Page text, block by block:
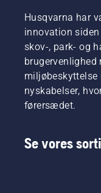
med din
buskrydder
fra
Husqvarna.
Husqvarna har
innovation
skov-, park- og
brugervenlighed
miljøbeskyttelse
nyskabelser,
førersædet.
Se vores